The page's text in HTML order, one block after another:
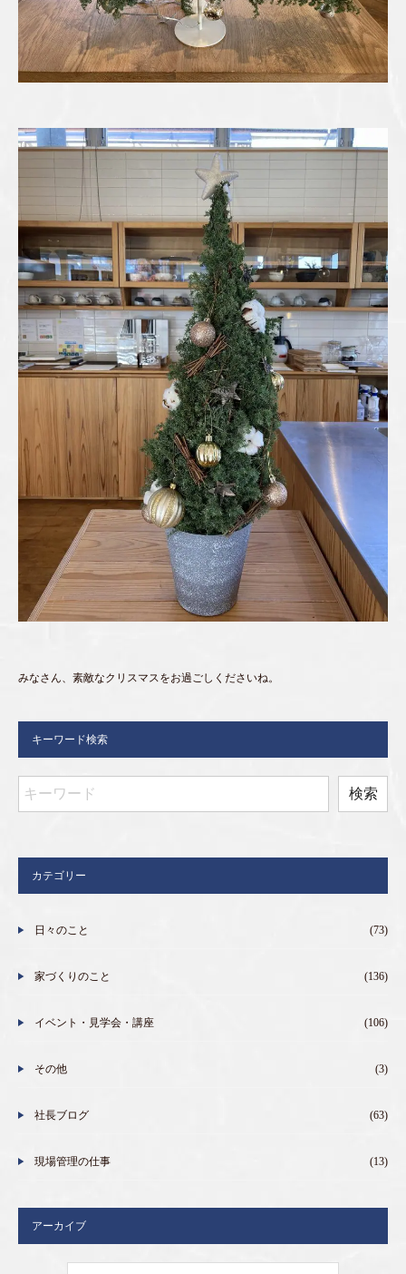
みなさん、素敵なクリスマスをお過ごしくださいね。
キーワード検索
カテゴリー
日々のこと (73)
家づくりのこと (136)
イベント・見学会・講座 (106)
その他 (3)
社長ブログ (63)
現場管理の仕事 (13)
アーカイブ